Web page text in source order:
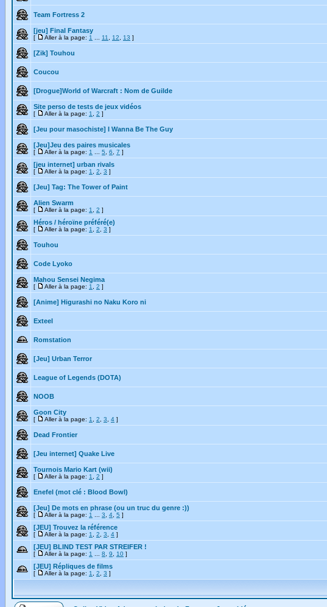
Team Fortress 2
[jeu] Final Fantasy
[ Aller à la page: 1 11 12 13 ]
[Zik] Touhou
Coucou
[Drogue]World of Warcraft : Nom de Guilde
Site perso de tests de jeux vidéos
[ Aller à la page: 1 2 ]
[Jeu pour masochiste] I Wanna Be The Guy
[Jeu]Jeu des paires musicales
[ Aller à la page: 1 5 6 7 ]
[jeu internet] urban rivals
[ Aller à la page: 1 2 3 ]
[Jeu] Tag: The Tower of Paint
Alien Swarm
[ Aller à la page: 1 2 ]
Héros / héroïne préféré(e)
[ Aller à la page: 1 2 3 ]
Touhou
Code Lyoko
Mahou Sensei Negima
[ Aller à la page: 1 2 ]
[Anime] Higurashi no Naku Koro ni
Exteel
Romstation
[Jeu] Urban Terror
League of Legends (DOTA)
NOOB
Goon City
[ Aller à la page: 1 2 3 4 ]
Dead Frontier
[Jeu internet] Quake Live
Tournois Mario Kart (wii)
[ Aller à la page: 1 2 ]
Enefel (mot clé : Blood Bowl)
[Jeu] De mots en phrase (ou un truc du genre :))
[ Aller à la page: 1 3 4 5 ]
[JEU] Trouvez la référence
[ Aller à la page: 1 2 3 4 ]
[JEU] BLIND TEST PAR STREIFER !
[ Aller à la page: 1 8 9 10 ]
[JEU] Répliques de films
[ Aller à la page: 1 2 3 ]